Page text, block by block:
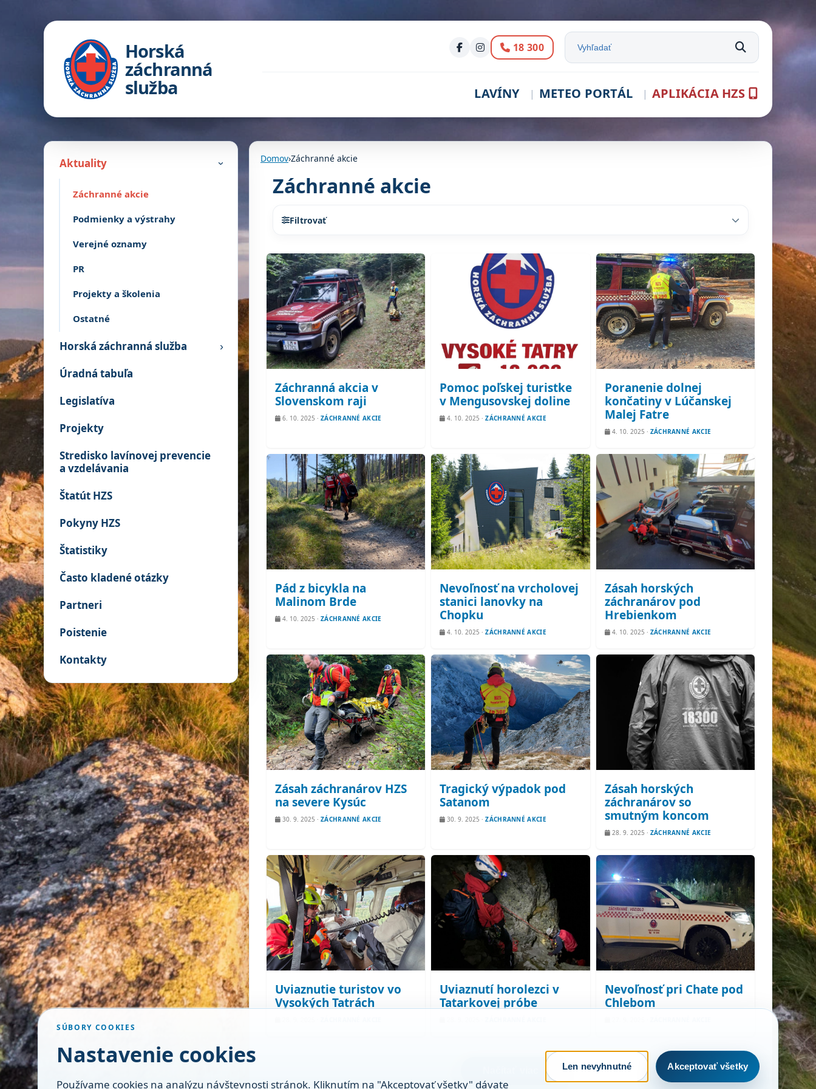
Horská
záchranná
služba
Volanie:
18 300 Vyhľadať na stránke
LAVÍNY METEO PORTÁL APLIKÁCIA HZS
Aktuality ›
Záchranné akcie
Podmienky a výstrahy
Verejné oznamy
PR
Projekty a školenia
Ostatné
Horská záchranná služba ›
Úradná tabuľa
Legislatíva
Projekty
Stredisko lavínovej prevencie
a vzdelávania
Štatút HZS
Pokyny HZS
Štatistiky
Často kladené otázky
Partneri
Poistenie
Kontakty
Domov›Záchranné akcie
Záchranné akcie
Filtrovať
Zoznam článkov
Záchranná akcia v
Slovenskom raji
6. 10. 2025 · ZÁCHRANNÉ AKCIE
Pomoc poľskej turistke
v Mengusovskej doline
4. 10. 2025· ZÁCHRANNÉ AKCIE
Poranenie dolnej
končatiny v Lúčanskej
Malej Fatre
4. 10. 2025 · ZÁCHRANNÉ AKCIE
Pád z bicykla na
Malinom Brde
4. 10. 2025 · ZÁCHRANNÉ AKCIE
Nevoľnosť na vrcholovej
stanici lanovky na
Chopku
4. 10. 2025· ZÁCHRANNÉ AKCIE
Zásah horských
záchranárov pod
Hrebienkom
4. 10. 2025 · ZÁCHRANNÉ AKCIE
Zásah záchranárov HZS
na severe Kysúc
30. 9. 2025 · ZÁCHRANNÉ AKCIE
Tragický výpadok pod
Satanom
30. 9. 2025· ZÁCHRANNÉ AKCIE
Zásah horských
záchranárov so
smutným koncom
28. 9. 2025 · ZÁCHRANNÉ AKCIE
Uviaznutie turistov vo
Vysokých Tatrách
Uviaznutí horolezci v
Tatarkovej próbe
Nevoľnosť pri Chate pod
Chlebom
SÚBORY COOKIES
Nastavenie cookies
Používame cookies na analýzu návštevnosti stránok. Kliknutím na "Akceptovať všetky" dávate
Len nevyhnutné Akceptovať všetky